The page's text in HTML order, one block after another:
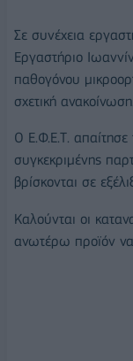
Σε συνέχεια
Εργαστήριο
παθογόνου
σχετική ανακοίνωση.
Ο Ε.Φ.Ε.Τ.
συγκεκριμένης
βρίσκονται σε
Καλούνται οι
ανωτέρω προϊόν